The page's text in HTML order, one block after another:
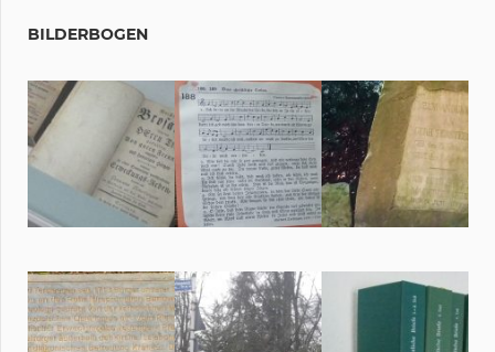
BILDERBOGEN